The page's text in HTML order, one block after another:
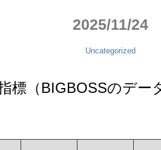
2025/11/24
Uncategorized
標（BIGBOSSのデー